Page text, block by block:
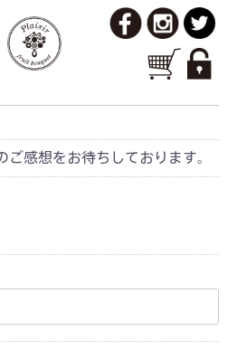
感想をお待ちしております。